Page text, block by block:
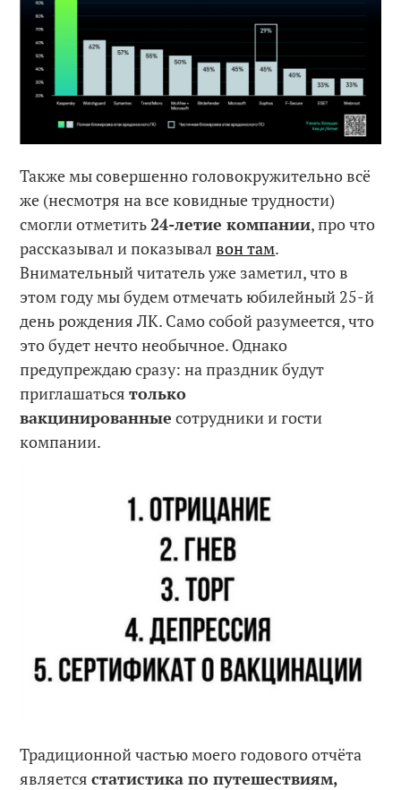
Также мы совершенно головокружительно всё
же (несмотря на все ковидные трудности)
смогли отметить24-летие компании, про что
рассказывал и показывалвон там.
Внимательный читатель уже заметил, что в
этом году мы будем отмечать юбилейный 25-й
день рождения ЛК. Само собой разумеется, что
это будет нечто необычное. Однако
предупреждаю сразу: на праздник будут
приглашатьсятолько
вакцинированные сотрудники и гости
компании.
Традиционной частью моего годового отчёта
являетсястатистика по путешествиям,